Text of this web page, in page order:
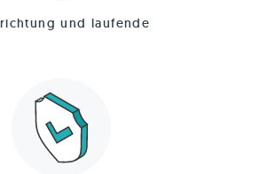
und laufende